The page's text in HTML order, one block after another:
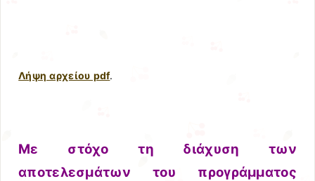
Λήψη αρχείου pdf.
Με στόχο τη διάχυση των
αποτελεσμάτων του προγράμματος